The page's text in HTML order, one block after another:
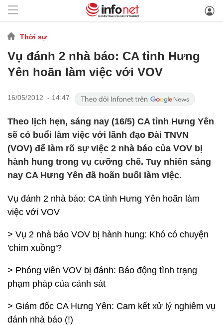
Thời sự
Vụ đánh 2 nhà báo: CA tỉnh Hưng
Yên hoãn làm việc với VOV
16/05/2012 - 14:47
Theo lịch hẹn, sáng nay (16/5) CA tỉnh Hưng Yên
sẽ có buổi làm việc với lãnh đạo Đài TNVN
(VOV) để làm rõ sự việc 2 nhà báo của VOV bị
hành hung trong vụ cưỡng chế. Tuy nhiên sáng
nay CA Hưng Yên đã hoãn buổi làm việc.
Vụ đánh 2 nhà báo: CA tỉnh Hưng Yên hoãn làm
việc với VOV
> Vụ 2 nhà báo VOV bị hành hung: Khó có chuyện
'chìm xuồng'?
> Phóng viên VOV bị đánh: Báo động tình trạng
phạm pháp của cảnh sát
> Giám đốc CA Hưng Yên: Cam kết xử lý nghiêm vụ
đánh nhà báo (!)